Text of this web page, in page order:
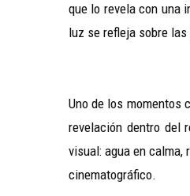
que lo revela con una
luz se refleja sobre
Uno de los momentos
revelación dentro del
visual: agua en
cinematográfico.